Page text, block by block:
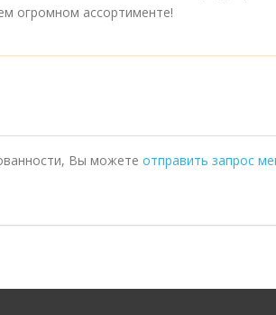
огромном ассортименте!
Вы можете отправить запрос